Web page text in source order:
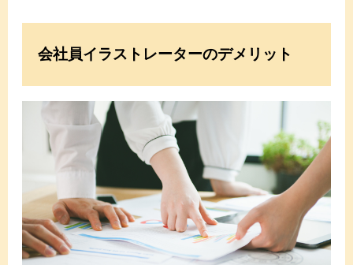
会社員イラストレーターのデメリット